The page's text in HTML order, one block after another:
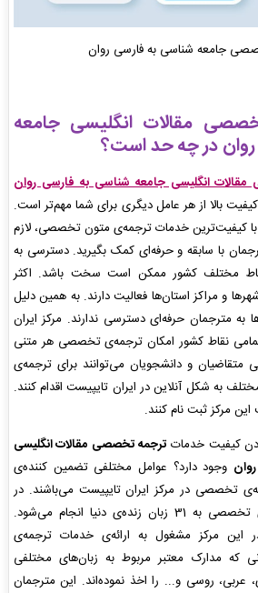
جامعه شناسی به فارسی روان
مقالات انگلیسی جامعه
در چه حد است؟
انگلیسی جامعه شناسی به فارسی روان
بالا از هر عامل دیگری برای شما مهم‌تر است.
با کیفیت‌‌ترین خدمات ترجمه‌ی متون تخصصی، لازم
با سابقه و حرفه‌ای کمک بگیرید. دسترسی به
مختلف کشور ممکن است سخت باشد. اکثر
و مراکز استان‌ها فعالیت دارند. به همین دلیل
به مترجمان حرفه‌ای دسترسی ندارند‌. مرکز ایران
تمامی نقاط کشور امکان ترجمه‌ی تخصصی هر متنی
متقاضیان و دانشجویان می‌توانند برای ترجمه‌ی
به شکل آنلاین در ایران تایپیست اقدام کنند.
مرکز ثبت نام کنند.
کیفیت خدمات ترجمه تخصصی مقالات انگلیسی
وجود دارد؟ عوامل مختلفی تضمین کننده‌‌ی
تخصصی در مرکز ایران تایپیست می‌باشند. در
این مرکز خدمات ترجمه‌ی تخصصی به 31 زبان زنده‌ی دنیا انجام می‌شود.
این مرکز مشغول به ارائه‌ی خدمات ترجمه‌ی
که مدارک معتبر مربوط به زبان‌های مختلفی
عربی، روسی و... را اخذ نموده‌اند. این مترجمان